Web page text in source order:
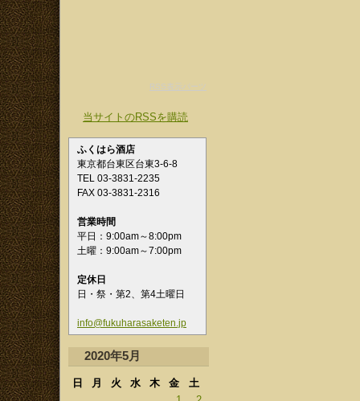
RSS表示パーツ
当サイトのRSSを購読
ふくはら酒店
東京都台東区台東3-6-8
TEL 03-3831-2235
FAX 03-3831-2316
営業時間
平日：9:00am～8:00pm
土曜：9:00am～7:00pm
定休日
日・祭・第2、第4土曜日
info@fukuharasaketen.jp
2020年5月
日 月 火 水 木 金
土